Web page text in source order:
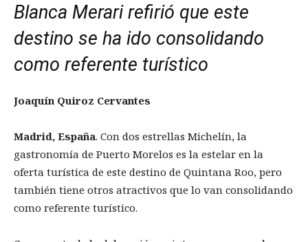
Blanca Merarirefirió que este
destino se ha ido consolidando
como referente turístico
Joaquín Quiroz Cervantes
Madrid, España. Con dos estrellas Michelín, la
gastronomía de Puerto Morelos es la estelar en la
oferta turística de este destino de Quintana Roo, pero
también tiene otros atractivos que lo van consolidando
como referente turístico.